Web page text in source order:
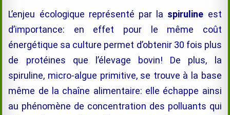
L’enjeu écologique représenté par la spiruline est
d’importance: en effet pour le même coût
énergétique sa culture permet d’obtenir 30 fois plus
de protéines que l’élevage bovin! De plus, la
spiruline, micro-algue primitive, se trouve à la base
même de la chaîne alimentaire: elle échappe ainsi
au phénomène de concentration des polluants qui